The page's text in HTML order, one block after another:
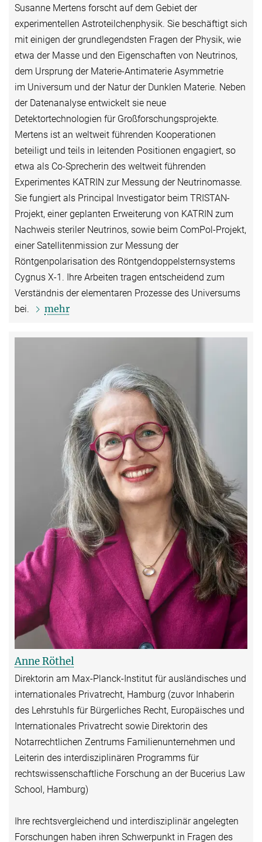
Susanne Mertens forscht auf dem Gebiet der
experimentellen Astroteilchenphysik. Sie beschäftigt sich
mit einigen der grundlegendsten Fragen der Physik, wie
etwa der Masse und den Eigenschaften von Neutrinos,
dem Ursprung der Materie-Antimaterie Asymmetrie
im Universum und der Natur der Dunklen Materie. Neben
der Datenanalyse entwickelt sie neue
Detektortechnologien für Großforschungsprojekte.
Mertens ist an weltweit führenden Kooperationen
beteiligt und teils in leitenden Positionen engagiert, so
etwa als Co-Sprecherin des weltweit führenden
Experimentes KATRIN zur Messung der Neutrinomasse.
Sie fungiert als Principal Investigator beim TRISTAN-
Projekt, einer geplanten Erweiterung von KATRIN zum
Nachweis steriler Neutrinos, sowie beim ComPol-Projekt,
einer Satellitenmission zur Messung der
Röntgenpolarisation des Röntgendoppelsternsystems
Cygnus X-1. Ihre Arbeiten tragen entscheidend zum
Verständnis der elementaren Prozesse des Universums
bei.
mehr
Anne Röthel
Direktorin am Max-Planck-Institut für ausländisches und
internationales Privatrecht, Hamburg (zuvor Inhaberin
des Lehrstuhls für Bürgerliches Recht, Europäisches und
Internationales Privatrecht sowie Direktorin des
Notarrechtlichen Zentrums Familienunternehmen und
Leiterin des interdisziplinären Programms für
rechtswissenschaftliche Forschung an der Bucerius Law
School, Hamburg)
Ihre rechtsvergleichend und interdisziplinär angelegten
Forschungen haben ihren Schwerpunkt in Fragen des